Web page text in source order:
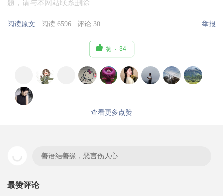
题，请与本网站联系删除
阅读原文 阅读 6596 评论 30 举报
 赞 34
查看更多点赞
善语结善缘，恶言伤人心
最赞评论